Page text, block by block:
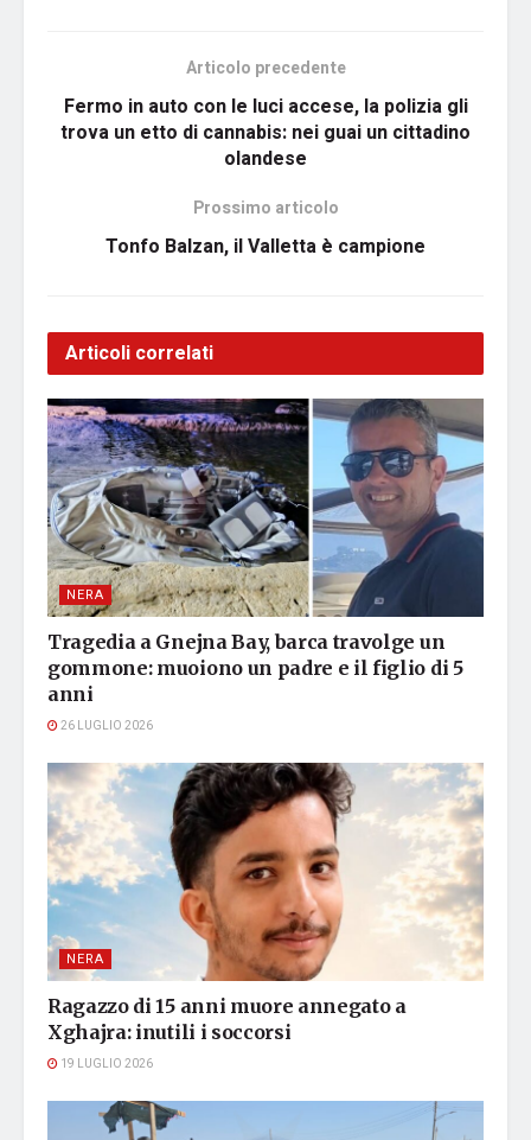
Articolo precedente
Fermo in auto con le luci accese, la polizia gli
trova un etto di cannabis: nei guai un cittadino
olandese
Prossimo articolo
Tonfo Balzan, il Valletta è campione
Articoli correlati
NERA
Tragedia a Gnejna Bay, barca travolge un
gommone: muoiono un padre e il figlio di 5
anni
26 LUGLIO 2026
NERA
Ragazzo di 15 anni muore annegato a
Xghajra: inutili i soccorsi
19 LUGLIO 2026